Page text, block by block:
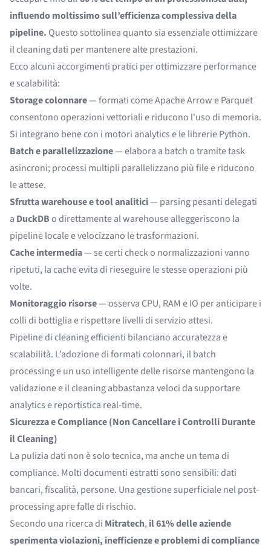
influendo moltissimo sull’efficienza complessiva della
pipeline. Questo sottolinea quanto sia essenziale ottimizzare
il cleaning dati per mantenere alte prestazioni.
Ecco alcuni accorgimenti pratici per ottimizzare performance
e scalabilità:
Storage colonnare— formati comeApache Arrowe Parquet
consentono operazioni vettoriali e riducono l'uso di memoria.
Si integrano bene con i motori analytics e le librerie Python.
Batch e parallelizzazione— elabora a batch o tramite task
asincroni; processi multipli parallelizzano più file e riducono
le attese.
Sfrutta warehouse e tool analitici— parsing pesanti delegati
a DuckDBo direttamente al warehouse alleggeriscono la
pipeline locale e velocizzano le trasformazioni.
Cache intermedia— se certi check o normalizzazioni vanno
ripetuti, la cache evita di rieseguire le stesse operazioni più
volte.
Monitoraggio risorse— osserva CPU, RAM e IO per anticipare i
colli di bottiglia e rispettare livelli di servizio attesi.
Pipeline di cleaning efficienti bilanciano accuratezza e
scalabilità. L’adozione di formati colonnari, il batch
processing e un uso intelligente delle risorse mantengono la
validazione e il cleaning abbastanza veloci da supportare
analytics e reportistica real-time.
Sicurezza e Compliance (Non Cancellare i Controlli Durante
il Cleaning)
La pulizia dati non è solo tecnica, ma anche un tema di
compliance. Molti documenti estratti sono sensibili: dati
bancari, fiscalità, persone. Una gestione superficiale nel post-
processing apre falle di rischio.
Secondo una ricerca di Mitratech, il 61% delle aziende
sperimenta violazioni, inefficienze e problemi di compliance